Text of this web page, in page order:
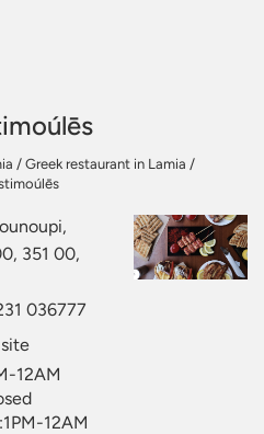
/ Greek restaurant in Lamia /
351 00,
036777
12AM
12AM